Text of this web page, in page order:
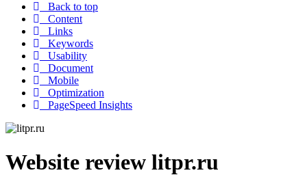
Back to top
Content
Links
Keywords
Usability
Document
Mobile
Optimization
PageSpeed Insights
Website review litpr.ru